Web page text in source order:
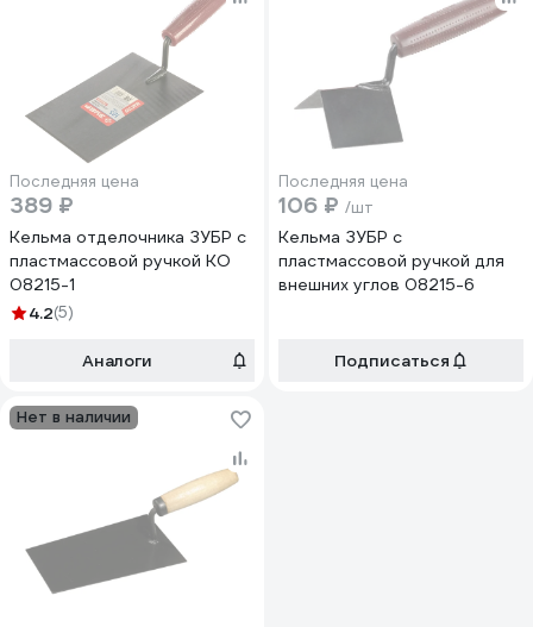
Последняя цена
389 ₽
Кельма отделочника ЗУБР с
пластмассовой ручкой КО
08215-1
4.2(5)
Аналоги
Последняя цена
106 ₽ /шт
Кельма ЗУБР с
пластмассовой ручкой для
внешних углов 08215-6
Подписаться
Нет в наличии